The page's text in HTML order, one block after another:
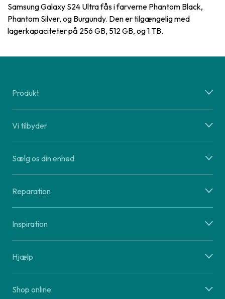
Samsung Galaxy S24 Ultra fås i farverne Phantom Black,
Phantom Silver, og Burgundy. Den er tilgængelig med
lagerkapaciteter på 256 GB, 512 GB, og 1 TB.
Produkt
Vi tilbyder
Sælg os din enhed
Reparation
Inspiration
Hjælp
Shop online